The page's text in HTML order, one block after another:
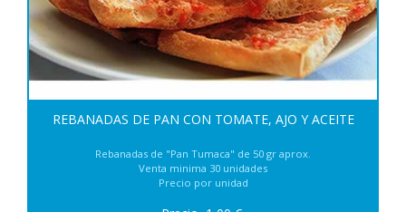
REBANADAS DE PAN CON TOMATE, AJO Y ACEITE
Rebanadas de "Pan Tumaca" de 50 gr aprox.
Venta minima 30 unidades
Precio por unidad